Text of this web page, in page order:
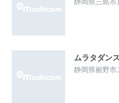
ムラタダン
静岡県裾野市